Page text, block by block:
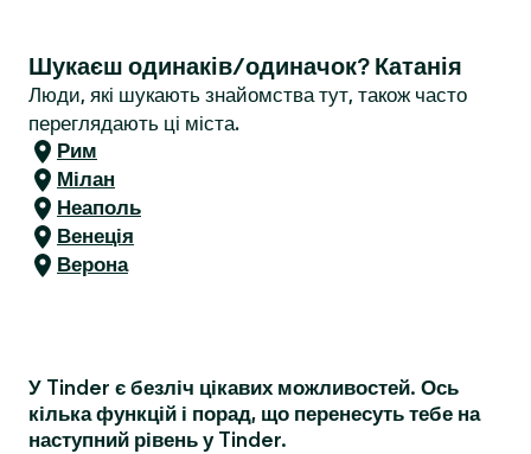
Шукаєш одинаків/одиначок? Катанія
Люди, які шукають знайомства тут, також часто
переглядають ці міста.
Рим
Мілан
Неаполь
Венеція
Верона
У Tinder є безліч цікавих можливостей. Ось
кілька функцій і порад, що перенесуть тебе на
наступний рівень у Tinder.